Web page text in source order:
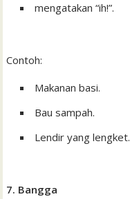
mengatakan “ih!”.
Contoh:
Makanan basi.
Bau sampah.
Lendir yang lengket.
7. Bangga